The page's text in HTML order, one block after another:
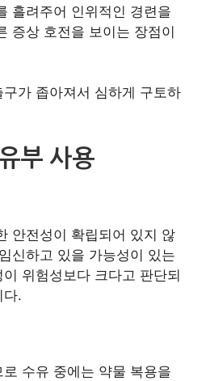
흘려주어 인위적인 경련을
증상 호전을 보이는 장점이
가 좁아져서 심하게 구토하
부 사용
안전성이 확립되어 있지 않
신하고 있을 가능성이 있는
위험성보다 크다고 판단되
다.
수유 중에는 약물 복용을